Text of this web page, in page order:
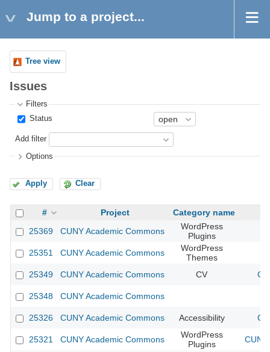
Jump to a project...
Tree view
Issues
Filters
Status
Add filter
Options
Apply Clear
# Project
Category name
25369
CUNY Academic Commons
WordPress
Plugins
25351
CUNY Academic Commons
WordPress
Themes
25349
CUNY Academic Commons CV
25348 CUNY Academic Commons
25326 CUNY Academic Commons Accessibility
25321 CUNY Academic Commons
WordPress
Plugins